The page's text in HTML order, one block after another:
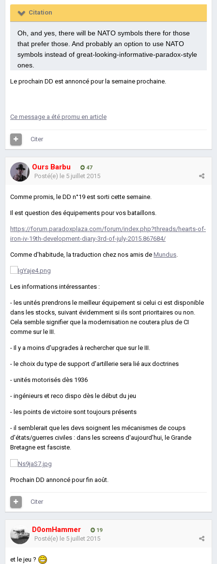
Citation
Oh, and yes, there will be NATO symbols there for those
that prefer those. And probably an option to use NATO
symbols instead of great-looking-informative-paradox-style
ones.
Le prochain DD est annoncé pour la semaine prochaine.
Ce message a été promu en article
Citer
Ours Barbu 47
Posté(e) le 5 juillet 2015
Comme promis, le DD n°19 est sorti cette semaine.
Il est question des équipements pour vos bataillons.
https://forum.paradoxplaza.com/forum/index.php?threads/hearts-of-
iron-iv-19th-development-diary-3rd-of-july-2015.867684/
Comme d'habitude, la traduction chez nos amis de Mundus
Les informations intéressantes :
- les unités prendrons le meilleur équipement si celui ci est disponible
dans les stocks, suivant évidemment si ils sont prioritaires ou non.
Cela semble signifier que la modernisation ne coutera plus de CI
comme sur le III.
- Il y a moins d'upgrades à rechercher que sur le III.
- le choix du type de support d'artillerie sera lié aux doctrines
- unités motorisés dès 1936
- ingénieurs et reco dispo dès le début du jeu
- les points de victoire sont toujours présents
- il semblerait que les devs soignent les mécanismes de coups
d'états/guerres civiles : dans les screens d'aujourd'hui, le Grande
Bretagne est fasciste.
Prochain DD annoncé pour fin août.
Citer
D0omHammer 19
Posté(e) le 5 juillet 2015
et le jeu ?